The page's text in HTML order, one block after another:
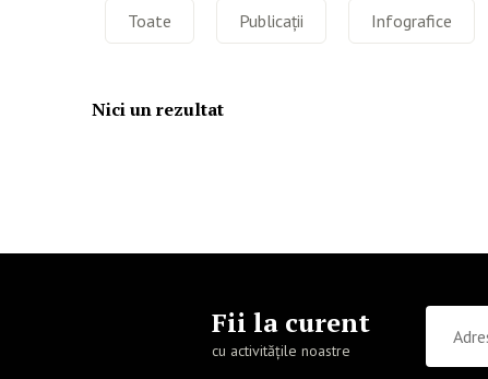
Toate Publicații Infografice
Nici un rezultat
Fii la curent
cu activitățile noastre